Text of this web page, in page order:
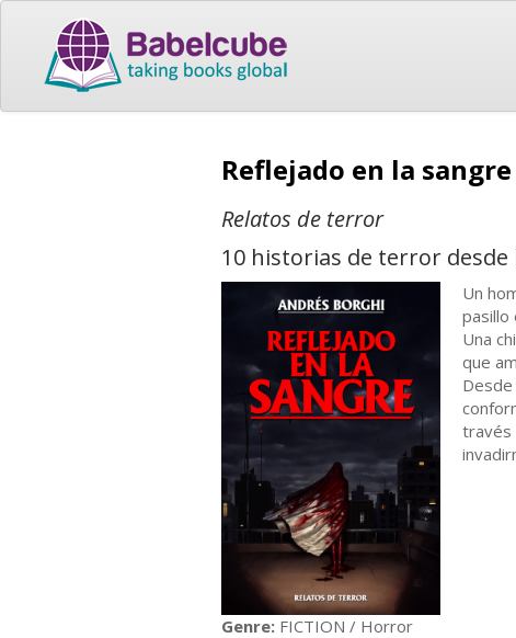
Reflejado en la sangre
Relatos de terror
10 historias de terror
Un
pasillo
Una
que
través
Genre: FICTION / Horror